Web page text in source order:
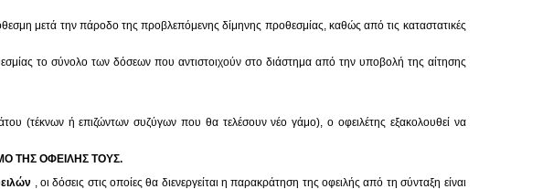
μετά την πάροδο της προβλεπόμενης δίμηνης προθεσμίας, καθώς από τις καταστατικές
το σύνολο των δόσεων που αντιστοιχούν στο διάστημα από την υποβολή της αίτησης
(τέκνων ή επιζώντων συζύγων που θα τελέσουν νέο γάμο), ο οφειλέτης εξακολουθεί να
ΤΗΣ ΟΦΕΙΛΗΣ ΤΟΥΣ.
, οι δόσεις στις οποίες θα διενεργείται η παρακράτηση της οφειλής από τη σύνταξη είναι